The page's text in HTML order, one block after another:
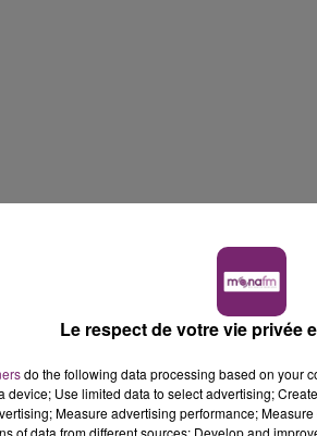
Le respect de votre vie privée
do the following data processing based on your
device; Use limited data to select advertising;
Measure advertising performance;
of data from different sources; Develop and